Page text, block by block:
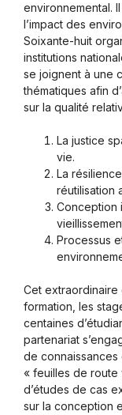
environnemental.
l’impact des
Soixante-huit
institutions
se joignent à une
thématiques afin
sur la qualité
La justice
vie.
La
réutilisation
Conception
Processus
Cet extraordinaire
formation, les
centaines
partenariat
de
« feuilles de route
d’études de cas
sur la conception